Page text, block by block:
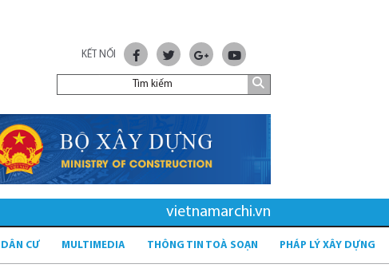
KẾT NỐI
vietnamarchi.vn
DÂN CƯ MULTIMEDIA THÔNG TIN TOÀ SOẠN PHÁP LÝ XÂY DỰNG